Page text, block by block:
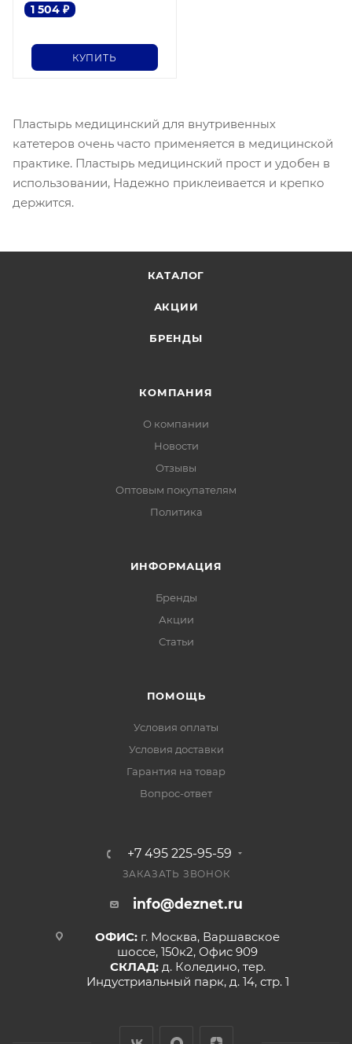
1 504 ₽
КУПИТЬ
Пластырь медицинский для внутривенных
катетеров очень часто применяется в медицинской
практике. Пластырь медицинский прост и удобен в
использовании, Надежно приклеивается и крепко
держится.
КАТАЛОГ
АКЦИИ
БРЕНДЫ
КОМПАНИЯ
О компании
Новости
Отзывы
Оптовым покупателям
Политика
ИНФОРМАЦИЯ
Бренды
Акции
Статьи
ПОМОЩЬ
Условия оплаты
Условия доставки
Гарантия на товар
Вопрос-ответ
+7 495 225-95-59
ЗАКАЗАТЬ ЗВОНОК
info@deznet.ru
ОФИС: г. Москва, Варшавское
шоссе, 150к2, Офис 909
СКЛАД: д. Коледино, тер.
Индустриальный парк, д. 14, стр. 1